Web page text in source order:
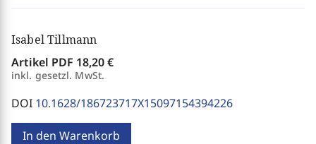
Isabel Tillmann
Artikel PDF 18,20 €
inkl. gesetzl. MwSt.
DOI 10.1628/186723717X15097154394226
In den Warenkorb